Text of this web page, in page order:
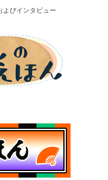
よびインタビュー